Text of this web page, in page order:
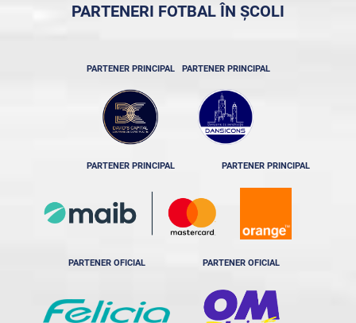
PARTENERI FOTBAL ÎN ȘCOLI
PARTENER PRINCIPAL PARTENER PRINCIPAL
PARTENER PRINCIPAL PARTENER PRINCIPAL
PARTENER OFICIAL PARTENER OFICIAL